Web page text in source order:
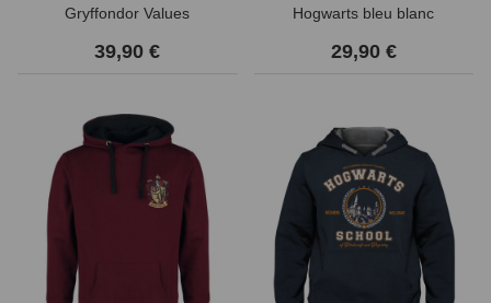
Gryffondor Values
39,90 €
Hogwarts bleu blanc
29,90 €